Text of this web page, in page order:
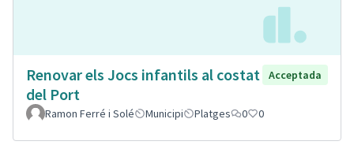
Renovar els Jocs infantils al costat
del Port
Acceptada
Ramon Ferré i Solé Municipi Platges 0 0